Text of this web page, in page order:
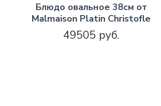
Блюдо овальное 38см от
Malmaison Platin Christofle
49505 руб.